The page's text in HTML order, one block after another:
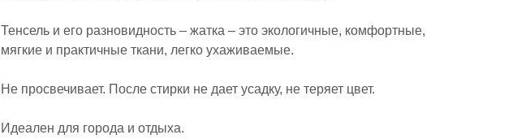
Тенсель и его разновидность – жатка – это экологичные, комфортные,
мягкие и практичные ткани, легко ухаживаемые.
Не просвечивает. После стирки не дает усадку, не теряет цвет.
Идеален для города и отдыха.